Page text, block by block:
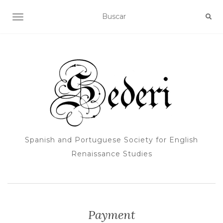
ALTERNAR NAVEGACIÓN
Spanish and Portuguese Society for English
Renaissance Studies
Payment